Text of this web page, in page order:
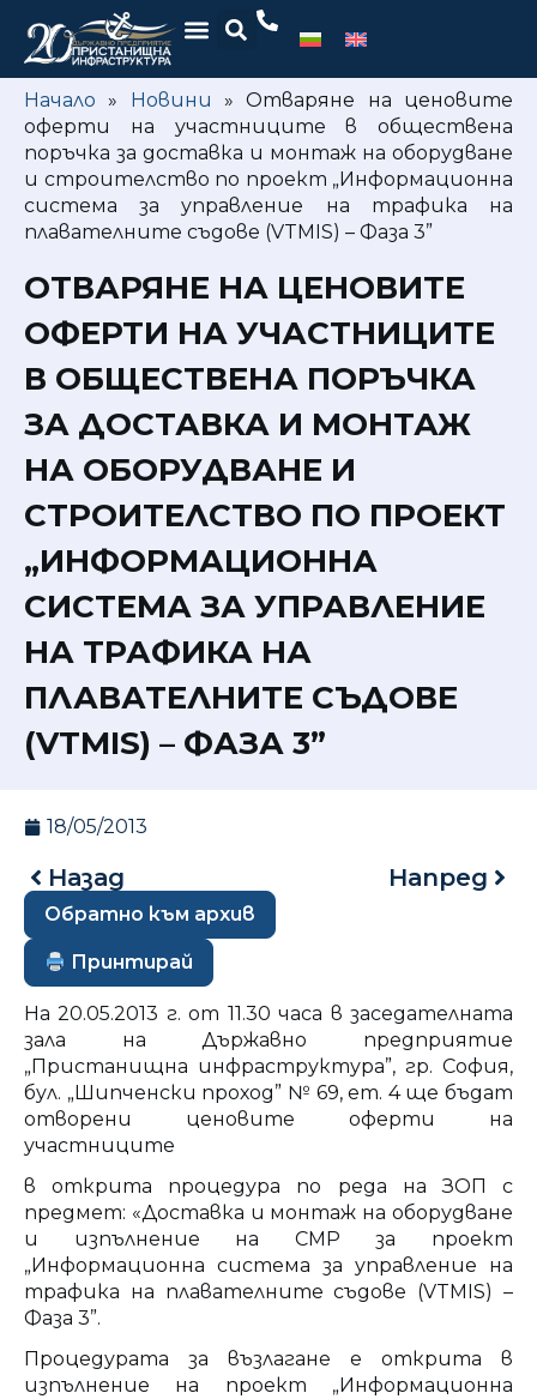
Начало » Новини »Отваряне на ценовите
оферти на участниците в обществена
поръчка за доставка и монтаж на оборудване
и строителство по проект „Информационна
система за управление на трафика на
плавателните съдове (VTMIS) – Фаза 3”
ОТВАРЯНЕ НА ЦЕНОВИТЕ
ОФЕРТИ НА УЧАСТНИЦИТЕ
В ОБЩЕСТВЕНА ПОРЪЧКА
ЗА ДОСТАВКА И МОНТАЖ
НА ОБОРУДВАНЕ И
СТРОИТЕЛСТВО ПО ПРОЕКТ
„ИНФОРМАЦИОННА
СИСТЕМА ЗА УПРАВЛЕНИЕ
НА ТРАФИКА НА
ПЛАВАТЕЛНИТЕ СЪДОВЕ
(VTMIS) – ФАЗА 3”
18/05/2013
Назад Напред
Обратно към архив
Принтирай
На 20.05.2013 г. от 11.30 часа в заседателната
зала на Държавно предприятие
„Пристанищна инфраструктура”, гр. София,
бул. „Шипченски проход” № 69, ет. 4 ще бъдат
отворени ценовите оферти на
участниците
в открита процедура по реда на ЗОП с
предмет: «Доставка и монтаж на оборудване
и изпълнение на СМР за проект
„Информационна система за управление на
трафика на плавателните съдове (VTMIS) –
Фаза 3”.
Процедурата за възлагане е открита в
изпълнение на проект „Информационна